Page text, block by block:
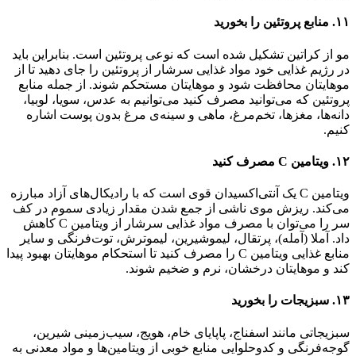
۱۱. منابع پروتئین را بخورید
مو از کراتین تشکیل شده است که نوعی پروتئین است. بنابراین باید
در رژیم غذایی خود مواد غذایی سرشار از پروتئین را جای دهید تا از
موهایتان محافظت شود و موهایتان مستحکم شوند. از جمله منابع
پروتئین که می‌توانید مصرف کنید می‌توانیم به عدس، سویا، لوبیا،
دانه‌ها، مغزها، تخم‌مرغ، ماهی و سینه‌ی مرغ بدون پوست اشاره
کنیم.
۱۲. ویتامین C مصرف کنید
ویتامین C یک آنتی‌اکسیدان قوی است که با رادیکال‌های آزاد مبارزه
می‌کند. ریزش موی ناشی از جمع شدن مقدار زیادی سموم در کف
سر را می‌توان با مصرف مواد غذایی سرشار از ویتامین C کاهش
داد. آملا (آمله)، پرتقال، لیموشیرین، لیموترش، توت‌فرنگی و سایر
منابع غذایی ویتامین C را مصرف کنید تا استحکام موهایتان بهبود پیدا
کند و موهایتان درخشان، نرم و ضخیم شوند.
۱۳. سبزیجات را بخورید
سبزیجاتی مانند اسفناج، پاپایای خام، هویج، سیب‌زمینی شیرین،
گوجه‌فرنگی و کدوحلوایی منابع خوبی از ویتامین‌ها و مواد معدنی به